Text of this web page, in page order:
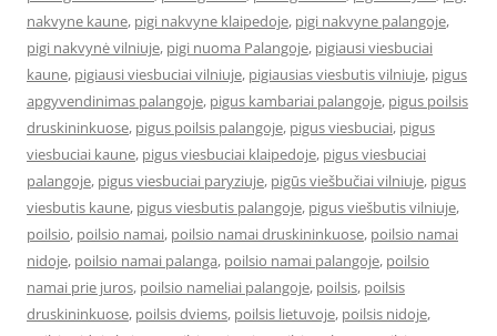
nakvyne kaune, pigi nakvyne klaipedoje, pigi nakvyne palangoje,
pigi nakvynė vilniuje, pigi nuoma Palangoje, pigiausi viesbuciai
kaune, pigiausi viesbuciai vilniuje, pigiausias viesbutis vilniuje, pigus
apgyvendinimas palangoje, pigus kambariai palangoje, pigus poilsis
druskininkuose, pigus poilsis palangoje, pigus viesbuciai, pigus
viesbuciai kaune, pigus viesbuciai klaipedoje, pigus viesbuciai
palangoje, pigus viesbuciai paryziuje, pigūs viešbučiai vilniuje, pigus
viesbutis kaune, pigus viesbutis palangoje, pigus viešbutis vilniuje,
poilsio, poilsio namai, poilsio namai druskininkuose, poilsio namai
nidoje, poilsio namai palanga, poilsio namai palangoje, poilsio
namai prie juros, poilsio nameliai palangoje, poilsis, poilsis
druskininkuose, poilsis dviems, poilsis lietuvoje, poilsis nidoje,